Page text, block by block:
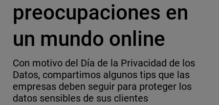
preocupaciones en
un mundo online
Con motivo del Día de la Privacidad de los
Datos, compartimos algunos tips que las
empresas deben seguir para proteger los
datos sensibles de sus clientes